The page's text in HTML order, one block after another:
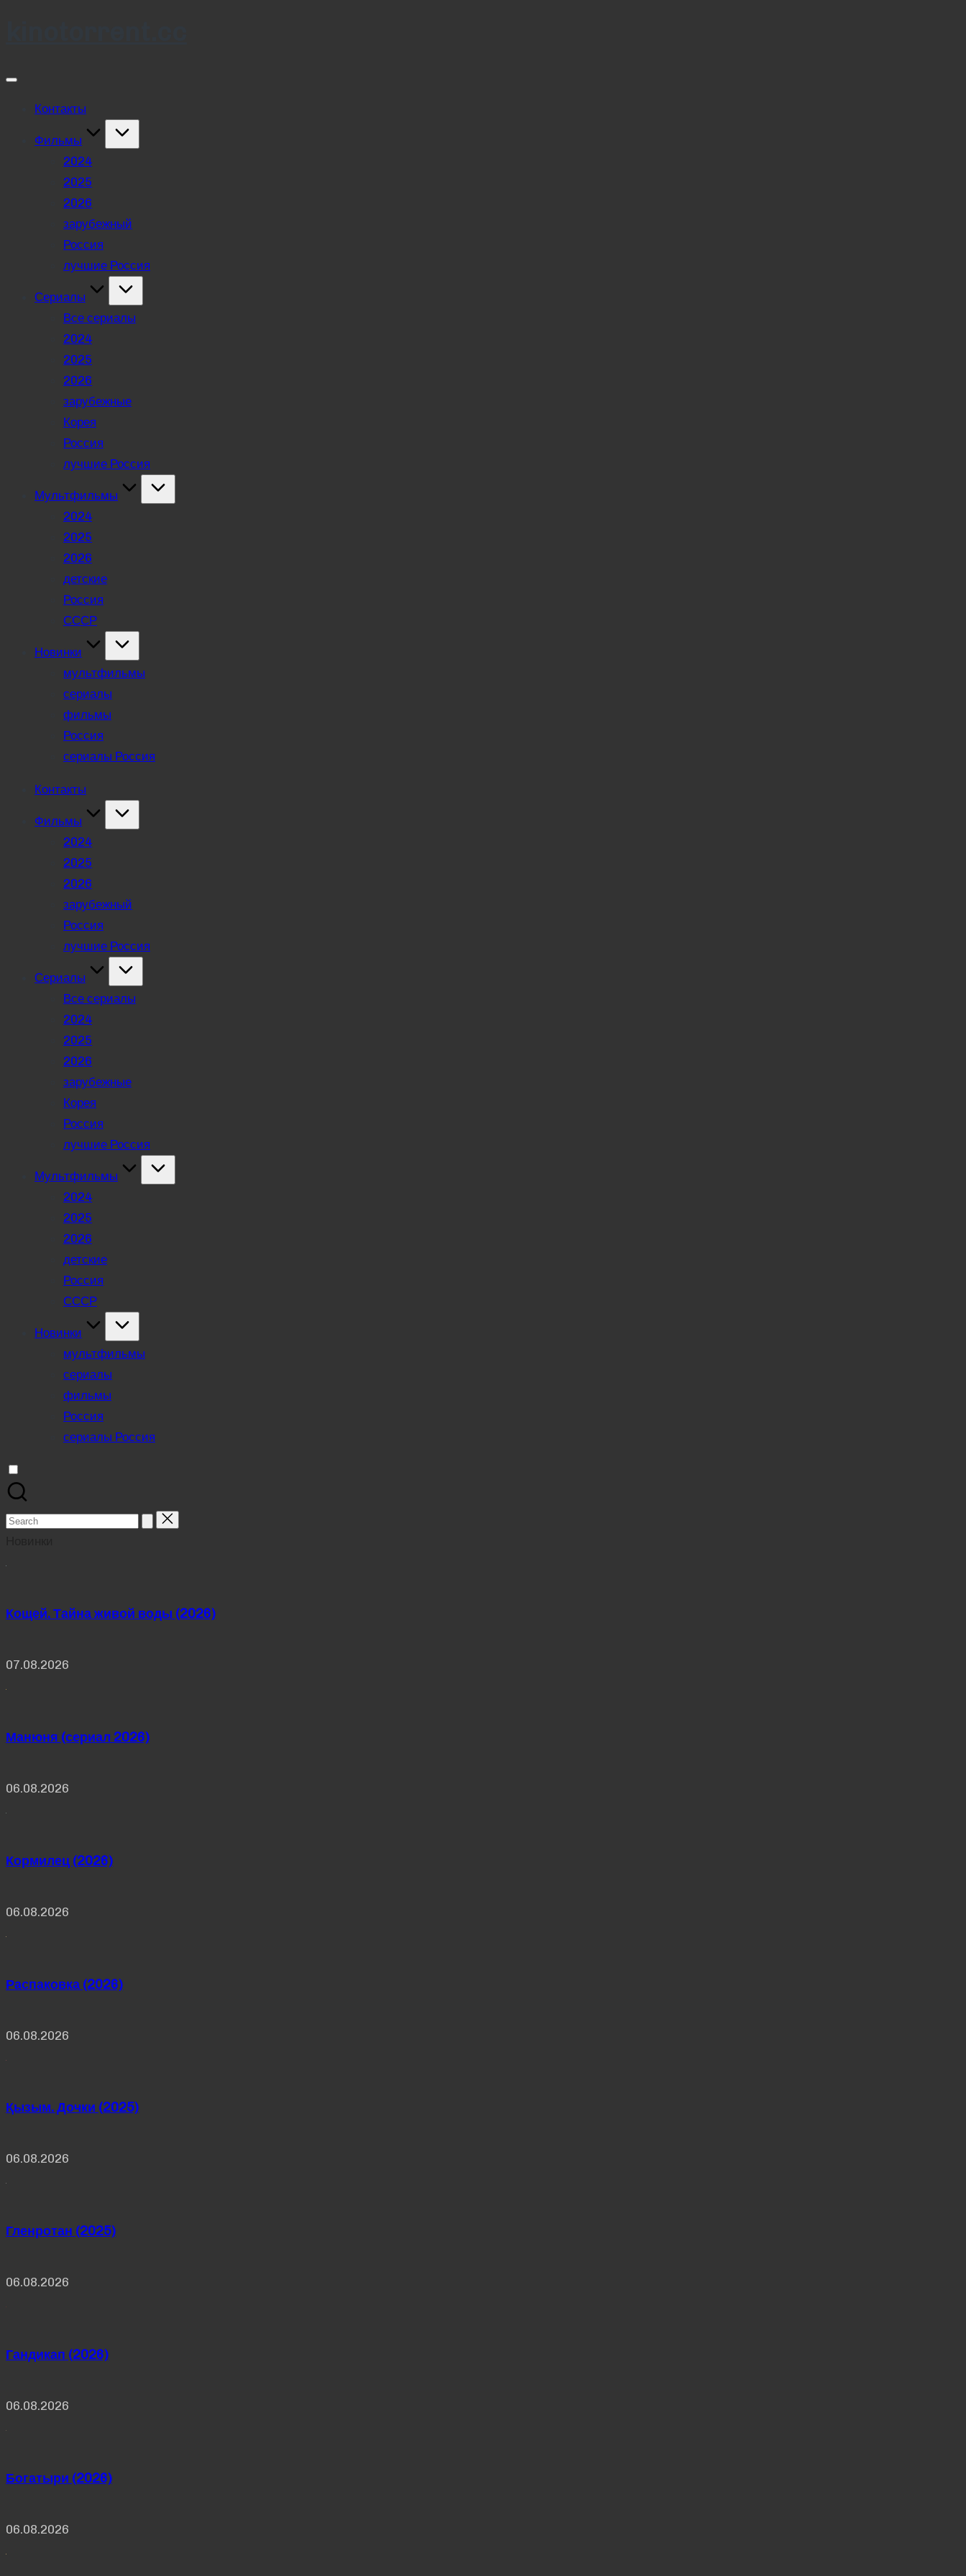
Контакты
Фильмы
2024
2025
2026
зарубежный
Россия
лучшие Россия
Сериалы
Все сериалы
2024
2025
2026
зарубежные
Корея
Россия
лучшие Россия
Мультфильмы
2024
2025
2026
детские
Россия
СССР
Новинки
мультфильмы
сериалы
фильмы
Россия
сериалы Россия
Контакты
Фильмы
2024
2025
2026
зарубежный
Россия
лучшие Россия
Сериалы
Все сериалы
2024
2025
2026
зарубежные
Корея
Россия
лучшие Россия
Мультфильмы
2024
2025
2026
детские
Россия
СССР
Новинки
мультфильмы
сериалы
фильмы
Россия
сериалы Россия
Search
Кощей. Тайна живой воды (2026)
07.08.2026
Манюня (сериал 2026)
06.08.2026
Кормилец (2026)
06.08.2026
Распаковка (2026)
06.08.2026
Қызым. Дочки (2025)
06.08.2026
Гленротан (2025)
06.08.2026
Гандикап (2026)
06.08.2026
Богатыри (2026)
06.08.2026